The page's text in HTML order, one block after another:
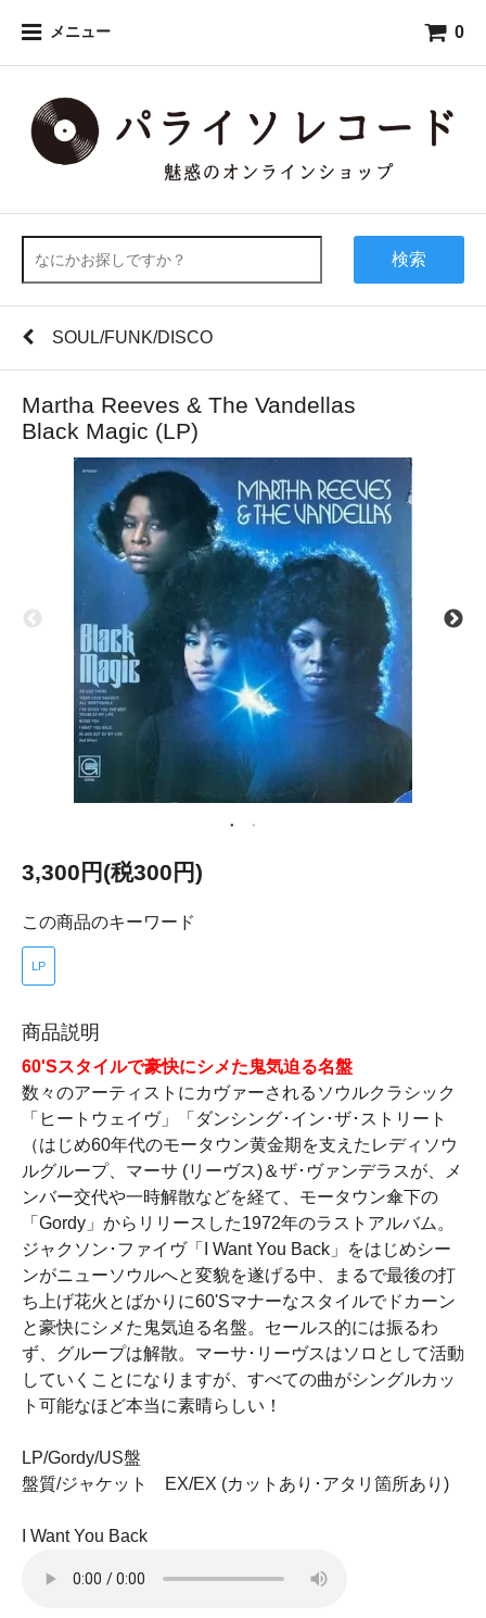
メニュー 0
検索
SOUL/FUNK/DISCO
Martha Reeves & The Vandellas
Black Magic (LP)
3,300円(税300円)
この商品のキーワード
LP
商品説明
60'Sスタイルで豪快にシメた鬼気迫る名盤
数々のアーティストにカヴァーされるソウルクラシック
「ヒートウェイヴ」「ダンシング･イン･ザ･ストリート
（はじめ60年代のモータウン黄金期を支えたレディソウ
ルグループ、マーサ (リーヴス)＆ザ･ヴァンデラスが、メ
ンバー交代や一時解散などを経て、モータウン傘下の
「Gordy」からリリースした1972年のラストアルバム。
ジャクソン･ファイヴ「I Want You Back」をはじめシー
ンがニューソウルへと変貌を遂げる中、まるで最後の打
ち上げ花火とばかりに60'Sマナーなスタイルでドカーン
と豪快にシメた鬼気迫る名盤。セールス的には振るわ
ず、グループは解散。マーサ･リーヴスはソロとして活動
していくことになりますが、すべての曲がシングルカッ
ト可能なほど本当に素晴らしい！
LP/Gordy/US盤
盤質/ジャケット EX/EX (カットあり･アタリ箇所あり)
I Want You Back